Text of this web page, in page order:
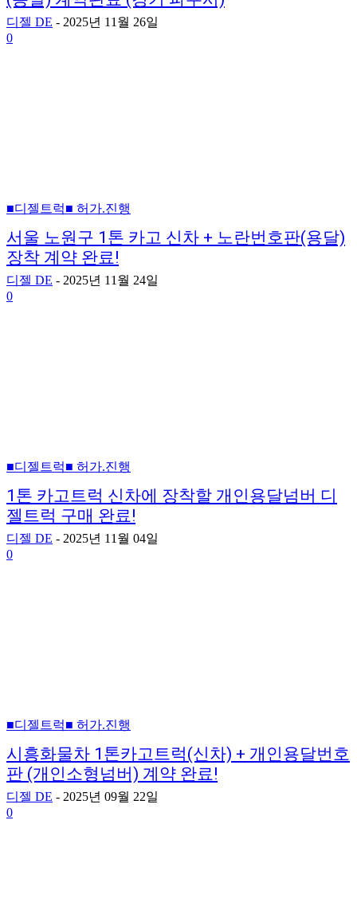
디젤 DE - 2025년 11월 26일
0
■디젤트럭■ 허가.진행
서울 노원구 1톤 카고 신차 + 노란번호판(용달)
장착 계약 완료!
디젤 DE - 2025년 11월 24일
0
■디젤트럭■ 허가.진행
1톤 카고트럭 신차에 장착할 개인용달넘버 디
젤트럭 구매 완료!
디젤 DE - 2025년 11월 04일
0
■디젤트럭■ 허가.진행
시흥화물차 1톤카고트럭(신차) + 개인용달번호
판 (개인소형넘버) 계약 완료!
디젤 DE - 2025년 09월 22일
0